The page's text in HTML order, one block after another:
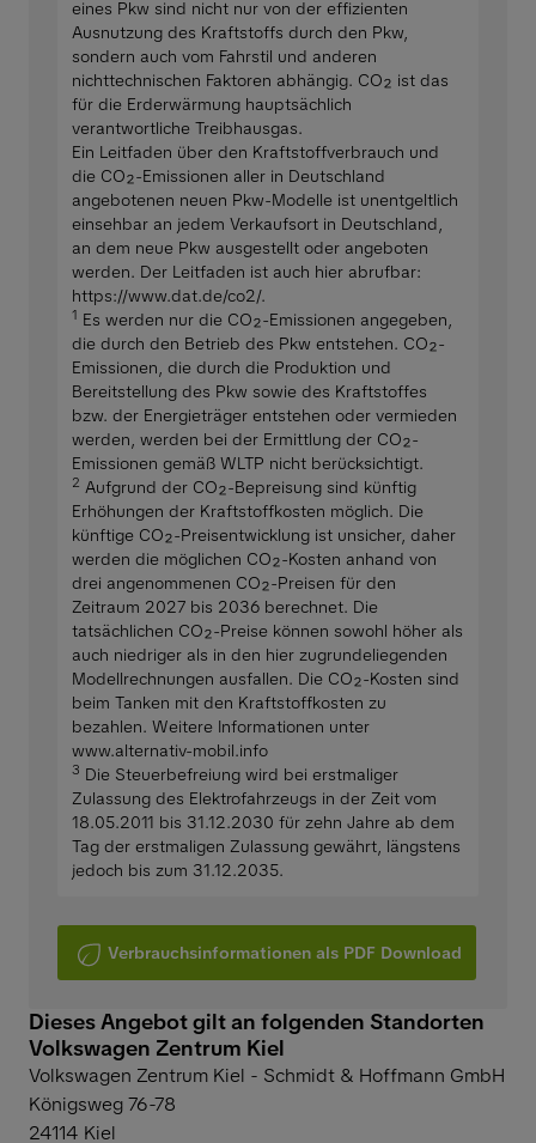
eines Pkw sind nicht nur von der effizienten
Ausnutzung des Kraftstoffs durch den Pkw,
sondern auch vom Fahrstil und anderen
nichttechnischen Faktoren abhängig. CO₂ ist das
für die Erderwärmung hauptsächlich
verantwortliche Treibhausgas.
Ein Leitfaden über den Kraftstoffverbrauch und
die CO₂-Emissionen aller in Deutschland
angebotenen neuen Pkw-Modelle ist unentgeltlich
einsehbar an jedem Verkaufsort in Deutschland,
an dem neue Pkw ausgestellt oder angeboten
werden. Der Leitfaden ist auch hier abrufbar:
https://www.dat.de/co2/.
1 Es werden nur die CO₂-Emissionen angegeben,
die durch den Betrieb des Pkw entstehen. CO₂-
Emissionen, die durch die Produktion und
Bereitstellung des Pkw sowie des Kraftstoffes
bzw. der Energieträger entstehen oder vermieden
werden, werden bei der Ermittlung der CO₂-
Emissionen gemäß WLTP nicht berücksichtigt.
2 Aufgrund der CO₂-Bepreisung sind künftig
Erhöhungen der Kraftstoffkosten möglich. Die
künftige CO₂-Preisentwicklung ist unsicher, daher
werden die möglichen CO₂-Kosten anhand von
drei angenommenen CO₂-Preisen für den
Zeitraum 2027 bis 2036 berechnet. Die
tatsächlichen CO₂-Preise können sowohl höher als
auch niedriger als in den hier zugrundeliegenden
Modellrechnungen ausfallen. Die CO₂-Kosten sind
beim Tanken mit den Kraftstoffkosten zu
bezahlen. Weitere Informationen unter
www.alternativ-mobil.info
3 Die Steuerbefreiung wird bei erstmaliger
Zulassung des Elektrofahrzeugs in der Zeit vom
18.05.2011 bis 31.12.2030 für zehn Jahre ab dem
Tag der erstmaligen Zulassung gewährt, längstens
jedoch bis zum 31.12.2035.
Verbrauchsinformationen als PDF Download
Dieses Angebot gilt an folgenden Standorten
Volkswagen Zentrum Kiel
Volkswagen Zentrum Kiel - Schmidt & Hoffmann GmbH
Königsweg 76-78
24114 Kiel